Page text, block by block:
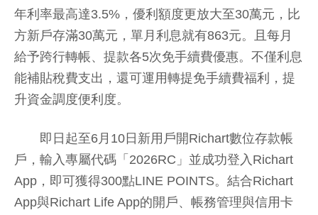
年利率最高達3.5%，優利額度更放大至30萬元，比
方新戶存滿30萬元，單月利息就有863元。且每月
給予跨行轉帳、提款各5次免手續費優惠。不僅利息
能補貼稅費支出，還可運用轉提免手續費福利，提
升資金調度便利度。
即日起至6月10日新用戶開Richart數位存款帳
戶，輸入專屬代碼「2026RC」並成功登入Richart
App，即可獲得300點LINE POINTS。結合Richart
App與Richart Life App的開戶、帳務管理與信用卡